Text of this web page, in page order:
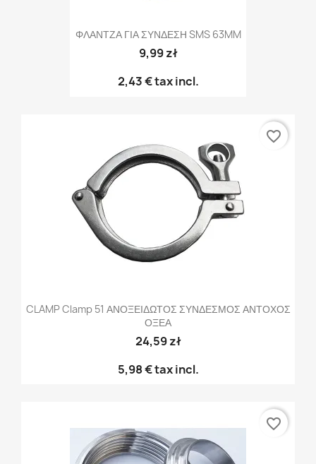
ΦΛΑΝΤΖΑ ΓΙΑ ΣΥΝΔΕΣΗ SMS 63MM
9,99 zł
2,43 €tax incl.
CLAMP Clamp 51 ΑΝΟΞΕΙΔΩΤΟΣ ΣΥΝΔΕΣΜΟΣ ΑΝΤΟΧΟΣ
ΟΞΕΑ
24,59 zł
5,98 €tax incl.
favorite_border
favorite_border